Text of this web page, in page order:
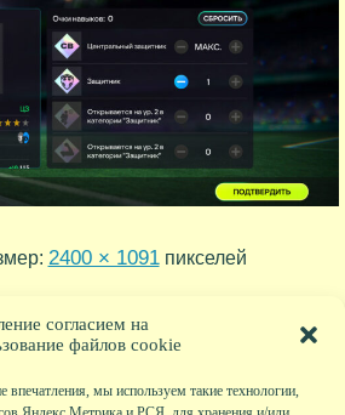
согласием на
файлов cookie
впечатления, мы используем такие технологии,
2400 × 1091пикселей